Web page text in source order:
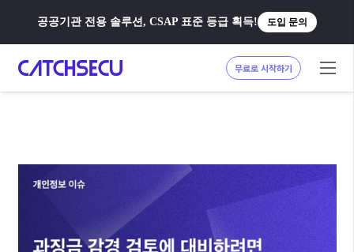
공공기관 전용 솔루션, CSAP 표준 등급 획득! 도입 문의
무료로 시작하기